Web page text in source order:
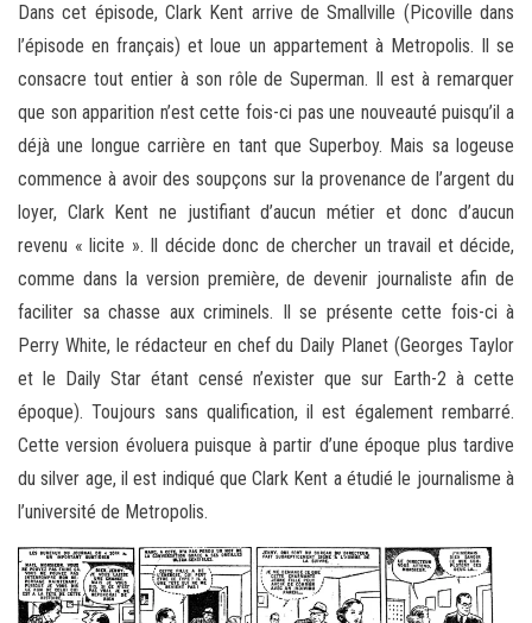
Dans cet épisode, Clark Kent arrive de Smallville (Picoville dans
l’épisode en français) et loue un appartement à Metropolis. Il se
consacre tout entier à son rôle de Superman. Il est à remarquer
que son apparition n’est cette fois-ci pas une nouveauté puisqu’il a
déjà une longue carrière en tant que Superboy. Mais sa logeuse
commence à avoir des soupçons sur la provenance de l’argent du
loyer, Clark Kent ne justifiant d’aucun métier et donc d’aucun
revenu « licite ». Il décide donc de chercher un travail et décide,
comme dans la version première, de devenir journaliste afin de
faciliter sa chasse aux criminels. Il se présente cette fois-ci à
Perry White, le rédacteur en chef du Daily Planet (Georges Taylor
et le Daily Star étant censé n’exister que sur Earth-2 à cette
époque). Toujours sans qualification, il est également rembarré.
Cette version évoluera puisque à partir d’une époque plus tardive
du silver age, il est indiqué que Clark Kent a étudié le journalisme à
l’université de Metropolis.